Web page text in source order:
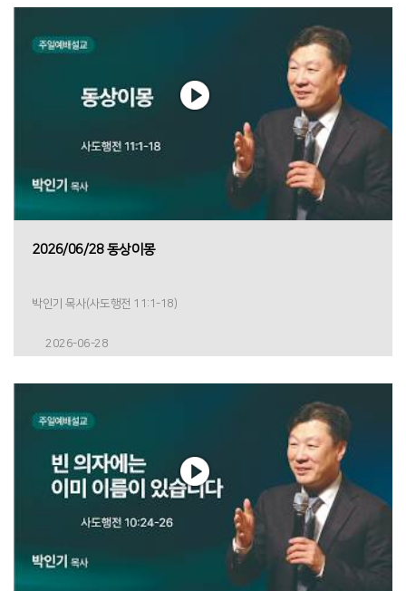
2026/06/28 동상이몽
박인기 목사(사도행전 11:1-18)
2026-06-28